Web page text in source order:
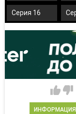
Серия 16
ИНФОРМАЦИЯ